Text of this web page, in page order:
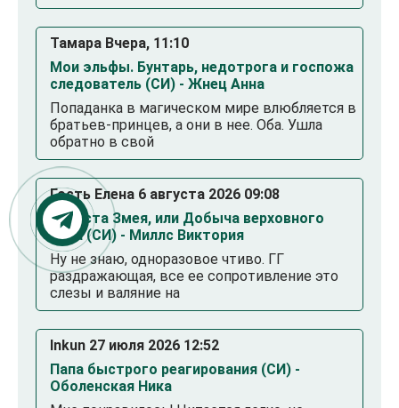
Тамара Вчера, 11:10
Мои эльфы. Бунтарь, недотрога и госпожа
следователь (СИ) - Жнец Анна
Попаданка в магическом мире влюбляется в
братьев-принцев, а они в нее. Оба. Ушла
обратно в свой
Гость Елена 6 августа 2026 09:08
Невеста Змея, или Добыча верховного
Нага (СИ) - Миллс Виктория
Ну не знаю, одноразовое чтиво. ГГ
раздражающая, все ее сопротивление это
слезы и валяние на
Inkun 27 июля 2026 12:52
Папа быстрого реагирования (СИ) -
Оболенская Ника